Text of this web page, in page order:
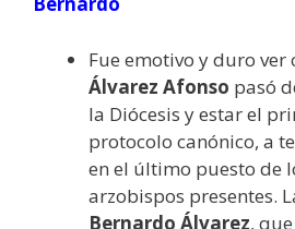
Fue emotivo y duro ver
Álvarez Afonso pasó
la Diócesis y estar el
protocolo canónico, a
en el último puesto de
arzobispos presentes.
Bernardo Álvarez,